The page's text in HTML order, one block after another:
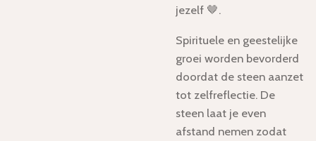
jezelf 🤎.
Spirituele en geestelijke
groei worden bevorderd
doordat de steen aanzet
tot zelfreflectie. De
steen laat je even
afstand nemen zodat